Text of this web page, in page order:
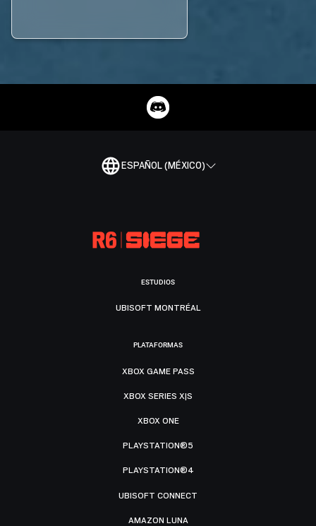
ESPAÑOL (MÉXICO)
ESTUDIOS
UBISOFT MONTRÉAL
PLATAFORMAS
XBOX GAME PASS
XBOX SERIES X|S
XBOX ONE
PLAYSTATION®5
PLAYSTATION®4
UBISOFT CONNECT
AMAZON LUNA